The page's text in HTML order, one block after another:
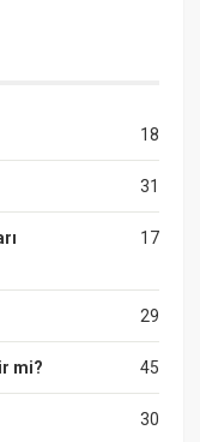
18
31
17
29
45
mi?
30